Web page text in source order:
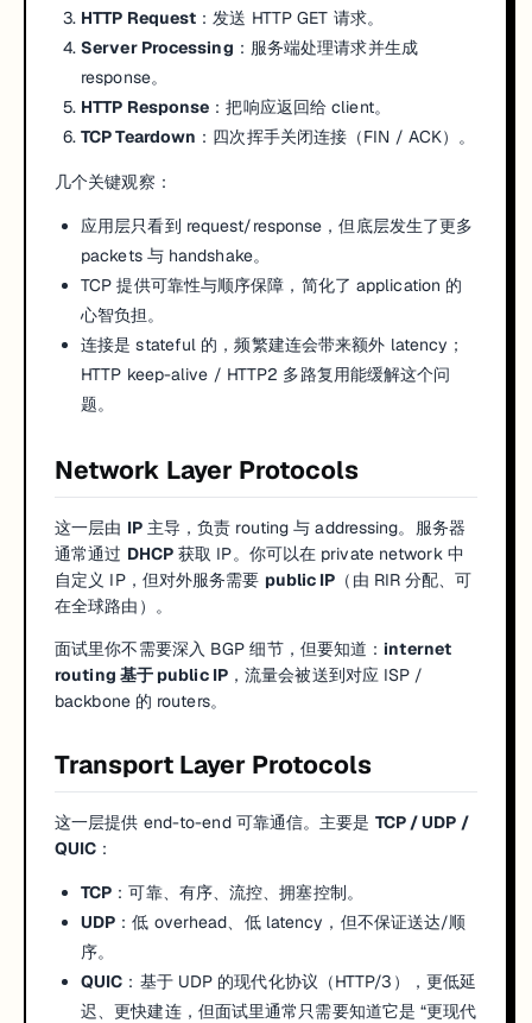
HTTP Request ：发送 HTTP GET 请求。
Server Processing ：服务端处理请求并生成
response。
HTTP Response ：把响应返回给 client。
TCP Teardown ：四次挥手关闭连接（FIN / ACK）。
几个关键观察：
应用层只看到 request/response，但底层发生了更多
packets 与 handshake。
TCP 提供可靠性与顺序保障，简化了 application 的
心智负担。
连接是 stateful 的，频繁建连会带来额外 latency；
HTTP keep-alive / HTTP2 多路复用能缓解这个问
题。
Network Layer Protocols
这一层由 IP主导，负责 routing 与 addressing。服务器
通常通过 DHCP获取 IP。你可以在 private network 中
自定义 IP，但对外服务需要 public IP （由 RIR 分配、可
在全球路由）。
面试里你不需要深入 BGP 细节，但要知道：internet
routing 基于 public IP ，流量会被送到对应 ISP /
backbone 的 routers。
Transport Layer Protocols
这一层提供 end-to-end 可靠通信。主要是 TCP / UDP /
QUIC ：
TCP ：可靠、有序、流控、拥塞控制。
UDP ：低 overhead、低 latency，但不保证送达/顺
序。
QUIC ：基于 UDP 的现代化协议（HTTP/3），更低延
迟、更快建连，但面试里通常只需要知道它是 “更现代